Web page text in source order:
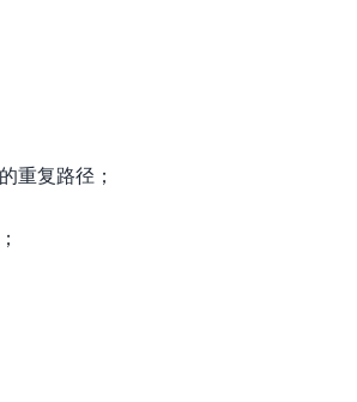
重复路径；